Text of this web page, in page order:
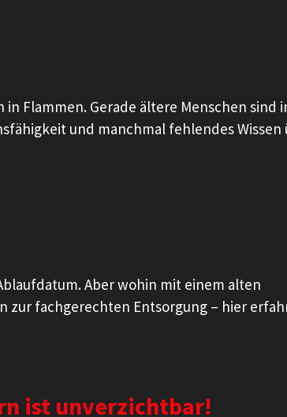
Flammen. Gerade ältere Menschen sind
und manchmal fehlendes Wissen
Aber wohin mit einem alten
zur fachgerechten Entsorgung – hier
ist unverzichtbar!